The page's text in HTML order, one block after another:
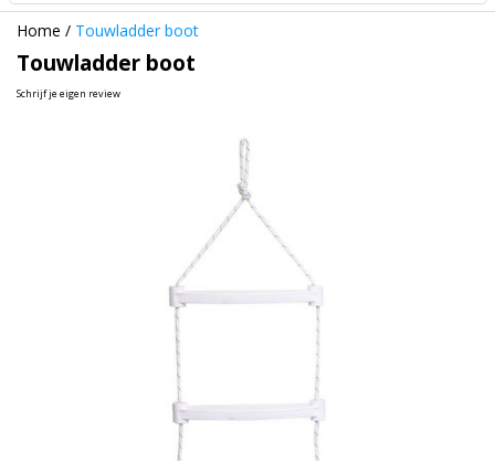
Home / Touwladder boot
Touwladder boot
Schrijf je eigen review